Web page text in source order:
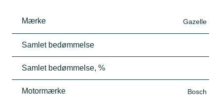
Mærke Gazelle
Samlet bedømmelse
Samlet bedømmelse, %
Motormærke Bosch